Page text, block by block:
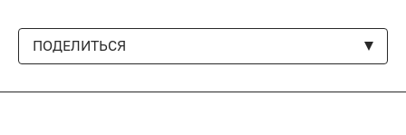
ПОДЕЛИТЬСЯ